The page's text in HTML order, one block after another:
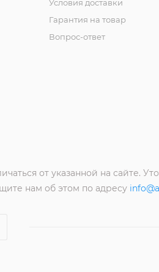
Условия доставки
Гарантия на товар
Вопрос-ответ
от указанной на сайте.
нам об этом по адресу